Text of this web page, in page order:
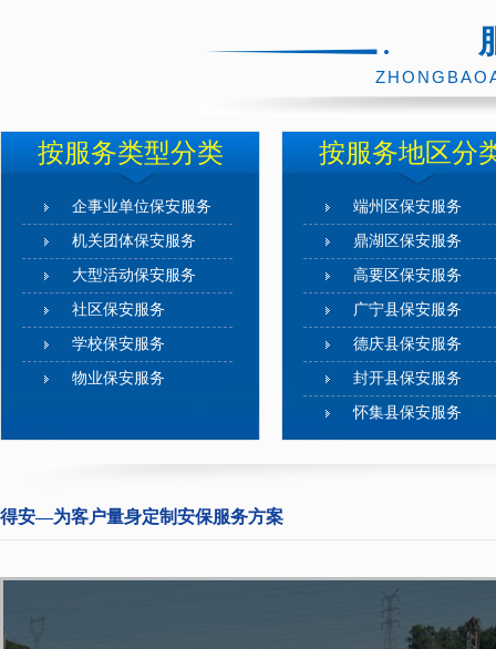
按服务类型分类
企事业单位保安服务
机关团体保安服务
大型活动保安服务
社区保安服务
学校保安服务
物业保安服务
按服务地区分
端州区保安服务
鼎湖区保安服务
高要区保安服务
广宁县保安服务
德庆县保安服务
封开县保安服务
怀集县保安服务
得安—为客户量身定制安保服务方案